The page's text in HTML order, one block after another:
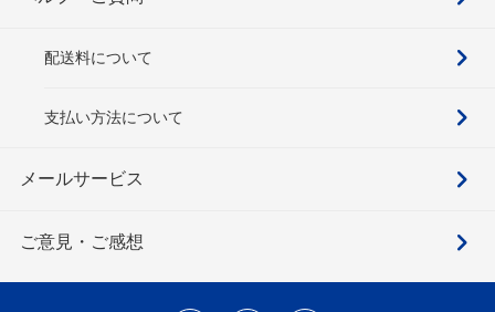
配送料について
支払い方法について
メールサービス
ご意見・ご感想